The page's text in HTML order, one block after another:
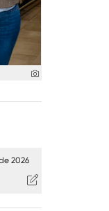
2026